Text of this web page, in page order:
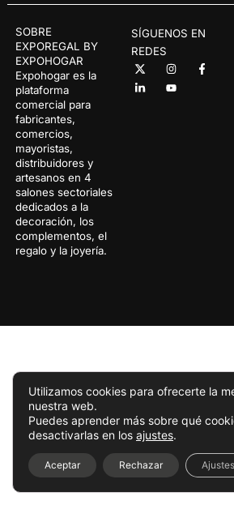
SOBRE
EXPOREGAL BY
EXPOHOGAR
Expohogar es la
plataforma
comercial para
fabricantes,
comercios,
mayoristas,
distribuidores y
artesanos en 4
salones sectoriales
dedicados a la
decoración, los
complementos, el
regalo y la joyería.
SÍGUENOS EN
REDES
Utilizamos cookies para ofrecerte la
nuestra web.
Puedes aprender más sobre qué
desactivarlas en los ajustes.
Aceptar Rechazar Ajustes